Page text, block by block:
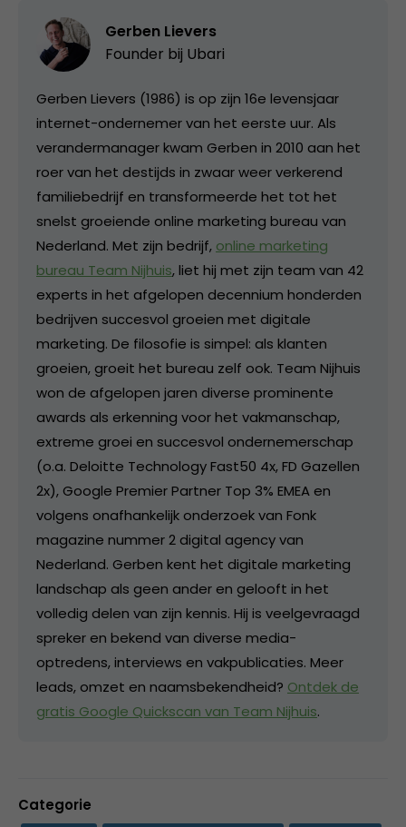
Gerben Lievers
Founder bij Ubari
Gerben Lievers (1986) is op zijn 16e levensjaar
internet-ondernemer van het eerste uur. Als
verandermanager kwam Gerben in 2010 aan het
roer van het destijds in zwaar weer verkerend
familiebedrijf en transformeerde het tot het
snelst groeiende online marketing bureau van
Nederland. Met zijn bedrijf, online marketing
bureau Team Nijhuis, liet hij met zijn team van 42
experts in het afgelopen decennium honderden
bedrijven succesvol groeien met digitale
marketing. De filosofie is simpel: als klanten
groeien, groeit het bureau zelf ook. Team Nijhuis
won de afgelopen jaren diverse prominente
awards als erkenning voor het vakmanschap,
extreme groei en succesvol ondernemerschap
(o.a. Deloitte Technology Fast50 4x, FD Gazellen
2x), Google Premier Partner Top 3% EMEA en
volgens onafhankelijk onderzoek van Fonk
magazine nummer 2 digital agency van
Nederland. Gerben kent het digitale marketing
landschap als geen ander en gelooft in het
volledig delen van zijn kennis. Hij is veelgevraagd
spreker en bekend van diverse media-
optredens, interviews en vakpublicaties. Meer
leads, omzet en naamsbekendheid? Ontdek de
gratis Google Quickscan van Team Nijhuis.
Categorie